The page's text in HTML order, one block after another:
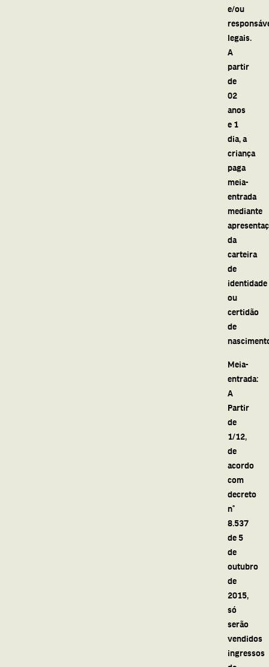
e/ou
legais.
A
partir
de
02
anos
e 1
dia, a
criança
paga
meia-
entrada
mediante
da
carteira
de
identidade
ou
certidão
de
Meia-
entrada:
A
Partir
de
1/12,
de
acordo
com
decreto
n°
8.537
de 5
de
outubro
de
2015,
só
serão
vendidos
ingressos